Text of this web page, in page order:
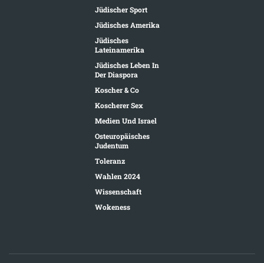
Jüdischer Sport
Jüdisches Amerika
Jüdisches
Lateinamerika
Jüdisches Leben In
Der Diaspora
Koscher & Co
Koscherer Sex
Medien Und Israel
Osteuropäisches
Judentum
Toleranz
Wahlen 2024
Wissenschaft
Wokeness